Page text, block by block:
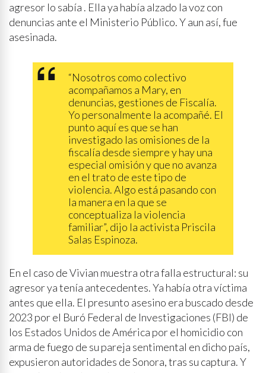
agresor lo sabía . Ella ya había alzado la voz con
denuncias ante el Ministerio Público. Y aun así, fue
asesinada.
“Nosotros como colectivo
acompañamos a Mary, en
denuncias, gestiones de Fiscalía.
Yo personalmente la acompañé. El
punto aquí es que se han
investigado las omisiones de la
fiscalía desde siempre y hay una
especial omisión y que no avanza
en el trato de este tipo de
violencia. Algo está pasando con
la manera en la que se
conceptualiza la violencia
familiar”, dijo la activista Priscila
Salas Espinoza.
En el caso de Vivian muestra otra falla estructural: su
agresor ya tenía antecedentes. Ya había otra víctima
antes que ella. El presunto asesino era buscado desde
2023 por el Buró Federal de Investigaciones (FBI) de
los Estados Unidos de América por el homicidio con
arma de fuego de su pareja sentimental en dicho país,
expusieron autoridades de Sonora, tras su captura. Y